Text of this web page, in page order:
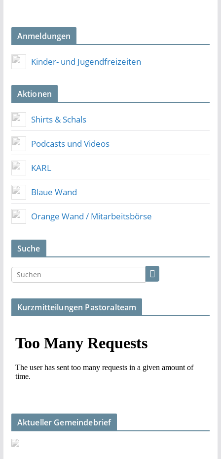
Anmeldungen
Kinder- und Jugendfreizeiten
Aktionen
Shirts & Schals
Podcasts und Videos
KARL
Blaue Wand
Orange Wand / Mitarbeitsbörse
Suche
Kurzmitteilungen Pastoralteam
Aktueller Gemeindebrief